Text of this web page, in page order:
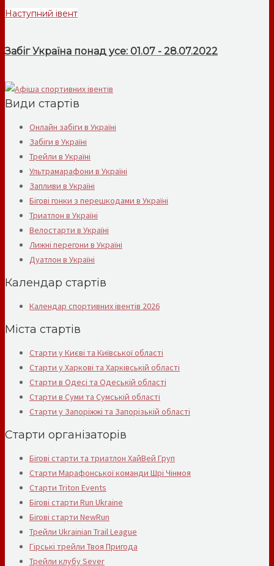
Наступний івент
Забіг Україна понад усе: 01.07 - 28.07.2022
Види стартів
Онлайн забіги в Україні
Забіги в Україні
Трейли в Україні
Ультрамарафони в Україні
Запливи в Україні
Бігові гонки з перешкодами в Україні
Триатлон в Україні
Велостарти в Україні
Лижні перегони в Україні
Дуатлон в Україні
Календар стартів
Календар спортивних івентів 2026
Міста стартів
Старти у Києві та Київської області
Старти у Харкові та Харківській області
Старти в Одесі та Одеській області
Старти в Суми та Сумській області
Старти у Запоріжжі та Запорізькій області
Старти організаторів
Бігові старти та триатлон ХайВей Груп
Старти Марафонської команди Шрі Чінмоя
Старти Triton Events
Бігові старти Run Ukraine
Бігові старти NewRun
Трейли Ukrainian Trail League
Гірські трейли Твоя Пригода
Трейли клубу Sever